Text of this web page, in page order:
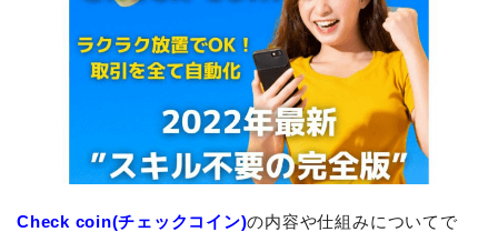
Check coin(チェックコイン)の内容や仕組みについてで